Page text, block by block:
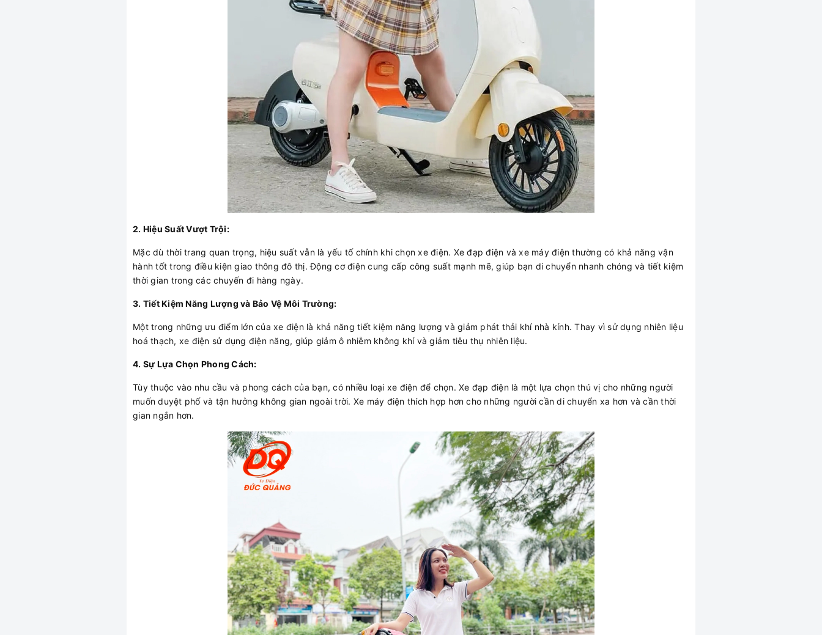
2. Hiệu Suất Vượt Trội:
Mặc dù thời trang quan trọng, hiệu suất vẫn là yếu tố chính khi chọn xe điện. Xe đạp điện và xe máy điện thường có khả năng vận
hành tốt trong điều kiện giao thông đô thị. Động cơ điện cung cấp công suất mạnh mẽ, giúp bạn di chuyển nhanh chóng và tiết kiệm
thời gian trong các chuyến đi hàng ngày.
3. Tiết Kiệm Năng Lượng và Bảo Vệ Môi Trường:
Một trong những ưu điểm lớn của xe điện là khả năng tiết kiệm năng lượng và giảm phát thải khí nhà kính. Thay vì sử dụng nhiên liệu
hoá thạch, xe điện sử dụng điện năng, giúp giảm ô nhiễm không khí và giảm tiêu thụ nhiên liệu.
4. Sự Lựa Chọn Phong Cách:
Tùy thuộc vào nhu cầu và phong cách của bạn, có nhiều loại xe điện để chọn. Xe đạp điện là một lựa chọn thú vị cho những người
muốn duyệt phố và tận hưởng không gian ngoài trời. Xe máy điện thích hợp hơn cho những người cần di chuyển xa hơn và cần thời
gian ngắn hơn.